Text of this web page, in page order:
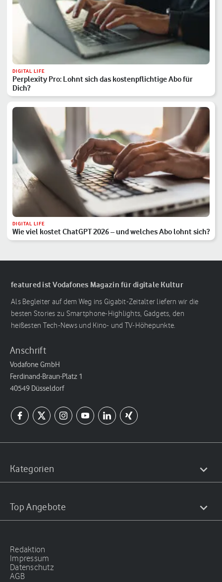
DIGITAL LIFE
Perplexity Pro: Lohnt sich das kostenpflichtige Abo für
Dich?
DIGITAL LIFE
Wie viel kostet ChatGPT 2026 – und welches Abo lohnt sich?
featured ist Vodafones Magazin für digitale Kultur
Als Begleiter auf dem Weg ins Gigabit-Zeitalter liefern wir die
besten Stories zu Smartphone-Highlights, Gadgets, den
heißesten Tech-News und Kino- und TV-Höhepunkte.
Anschrift
Vodafone GmbH
Ferdinand-Braun-Platz 1
40549 Düsseldorf
Kategorien
Top Angebote
Redaktion
Impressum
Datenschutz
AGB